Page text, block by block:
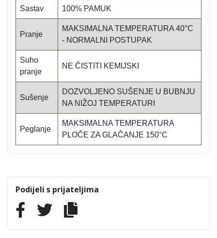
Sastav 100% PAMUK
Pranje
MAKSIMALNA TEMPERATURA 40°C
- NORMALNI POSTUPAK
Suho
pranje
NE ČISTITI KEMIJSKI
Sušenje
DOZVOLJENO SUŠENJE U BUBNJU
NA NIŽOJ TEMPERATURI
Peglanje
MAKSIMALNA TEMPERATURA
PLOČE ZA GLAČANJE 150°C
Podijeli s prijateljima